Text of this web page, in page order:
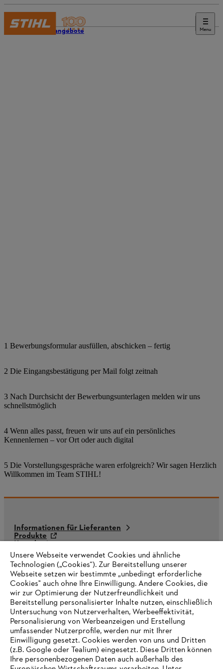
Menu
Stellenangebote
1 Bewerbungsformular ausfüllen, abschicken – fertig
2 Die Eingangsbestätigung per Mail folgt zeitnah
3 Nach Durchsicht der Bewerbungsunterlagen melden wir uns
schnellstmöglich
4 Wenn alles passt, freuen wir uns auf ein persönliches
Kennenlernen – vor Ort oder auch digital
5 Die Vorstellungsgespräche waren erfolgreich? Wir sagen Herzlich
Willkommen im Team STIHL!
Informationen für Lieferanten
Produkte
Kontakt
Karriere
Hinweisgebersystem
Unsere Webseite verwendet Cookies und ähnliche
Technologien („Cookies“). Zur Bereitstellung unserer
Webseite setzen wir bestimmte „unbedingt erforderliche
Cookies" auch ohne Ihre Einwilligung. Andere Cookies, die
wir zur Optimierung der Nutzerfreundlichkeit und
Bereitstellung personalisierter Inhalte nutzen, einschließlich
Untersuchung von Nutzerverhalten, Werbeeffektivität,
Personalisierung von Werbeanzeigen und Erstellung
umfassender Nutzerprofile, werden nur mit Ihrer
Einwilligung gesetzt. Cookies werden von uns und Dritten
(z.B. Google oder Tealium) eingesetzt. Diese Dritten können
Ihre personenbezogenen Daten auch außerhalb des